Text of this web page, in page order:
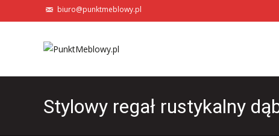
biuro@punktmeblowy.pl
Stylowy regał rustykalny